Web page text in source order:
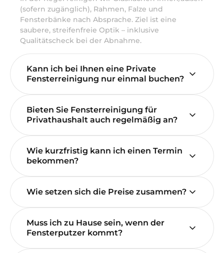
(sofern zugänglich), Rahmen, Falze und
Fensterbänke nach Absprache. Ziel ist eine
saubere, streifenfreie Optik – inklusive
Qualitätscheck bei der Abnahme.
Kann ich bei Ihnen eine Private
Fensterreinigung nur einmal buchen?
Bieten Sie Fensterreinigung für
Privathaushalt auch regelmäßig an?
Wie kurzfristig kann ich einen Termin
bekommen?
Wie setzen sich die Preise zusammen?
Muss ich zu Hause sein, wenn der
Fensterputzer kommt?